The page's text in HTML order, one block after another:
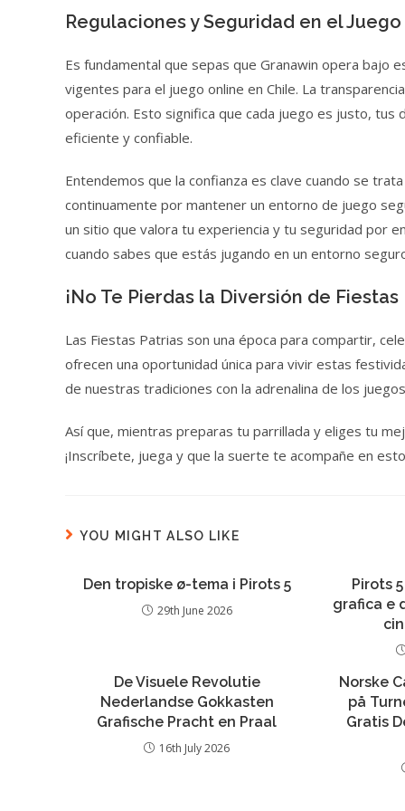
Regulaciones y Seguridad en el
Es fundamental que sepas que Granawin opera bajo
vigentes para el juego online en Chile. La
operación. Esto significa que cada juego es justo,
eficiente y confiable.
Entendemos que la confianza es clave cuando se
continuamente por mantener un entorno de juego
un sitio que valora tu experiencia y tu seguridad por
cuando sabes que estás jugando en un entorno
¡No Te Pierdas la Diversión de
Las Fiestas Patrias son una época para compartir,
ofrecen una oportunidad única para vivir estas
de nuestras tradiciones con la adrenalina de los
Así que, mientras preparas tu parrillada y eliges tu
¡Inscríbete, juega y que la suerte te acompañe en
YOU MIGHT ALSO LIKE
Den tropiske ø-tema i Pirots 5
29th June 2026
Pirots
grafica e
De Visuele Revolutie
Nederlandse Gokkasten
Grafische Pracht en Praal
16th July 2026
Norske
på
Gratis